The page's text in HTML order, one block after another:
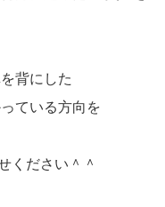
背にした
ている方向を
ください＾＾